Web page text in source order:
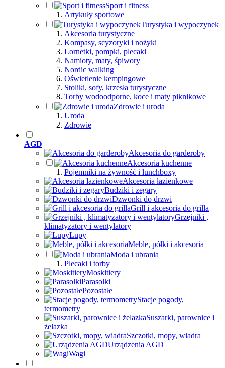
Sport i fitness
Artykuły sportowe
Turystyka i wypoczynek
Akcesoria turystyczne
Kompasy, scyzoryki i nożyki
Lornetki, pompki, plecaki
Namioty, maty, śpiwory
Nordic walking
Oświetlenie kempingowe
Stoliki, sofy, krzesła turystyczne
Torby wodoodporne, koce i maty piknikowe
Zdrowie i uroda
Uroda
Zdrowie
AGD
Akcesoria do garderoby
Akcesoria kuchenne
Pojemniki na żywność i lunchboxy
Akcesoria łazienkowe
Budziki i zegary
Dzwonki do drzwi
Grill i akcesoria do grilla
Grzejniki ,
klimatyzatory i wentylatory
Lupy
Meble, półki i akcesoria
Moda i ubrania
Plecaki i torby
Moskitiery
Parasolki
Pozostałe
Stacje pogody,
termometry
Suszarki, parownice i
żelazka
Szczotki, mopy, wiadra
Urządzenia AGD
Wagi